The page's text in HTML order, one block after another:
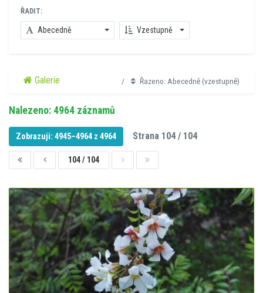
ŘADIT:
Abecedně Vzestupně
Galerie Řazeno: Abecedně (vzestupně)
Nalezeno: 4964 záznamů
Zobrazuji: 4945–4964 z 4964 Strana 104 / 104
104 / 104